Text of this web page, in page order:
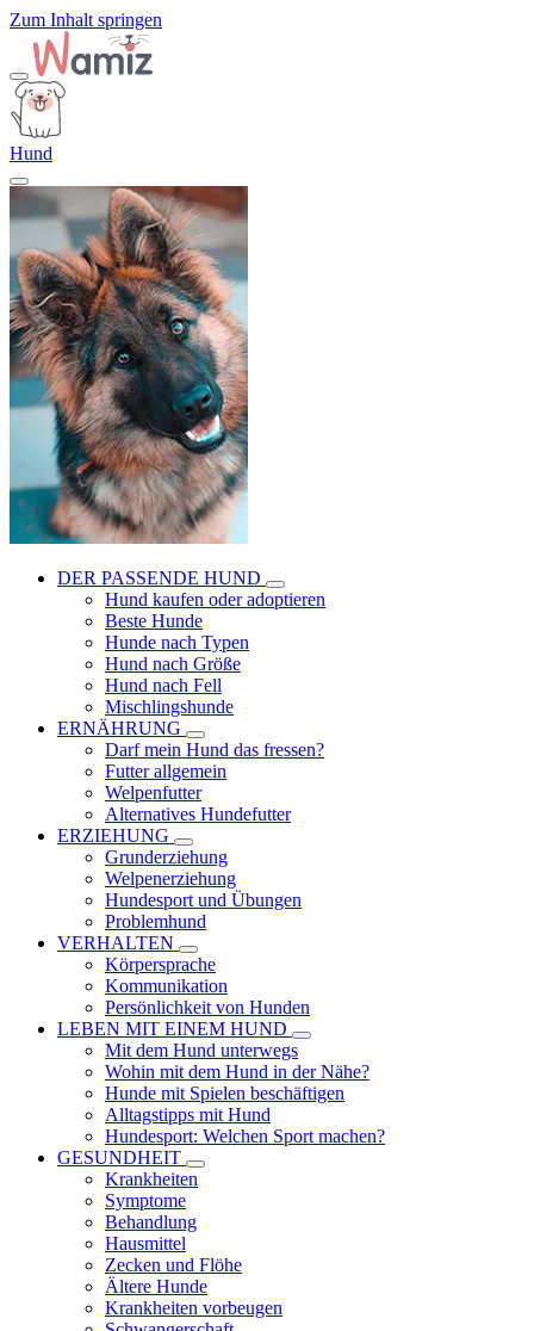
Zum Inhalt springen
Hund
DER PASSENDE HUND
Hund kaufen oder adoptieren
Beste Hunde
Hunde nach Typen
Hund nach Größe
Hund nach Fell
Mischlingshunde
ERNÄHRUNG
Darf mein Hund das fressen?
Futter allgemein
Welpenfutter
Alternatives Hundefutter
ERZIEHUNG
Grunderziehung
Welpenerziehung
Hundesport und Übungen
Problemhund
VERHALTEN
Körpersprache
Kommunikation
Persönlichkeit von Hunden
LEBEN MIT EINEM HUND
Mit dem Hund unterwegs
Wohin mit dem Hund in der Nähe?
Hunde mit Spielen beschäftigen
Alltagstipps mit Hund
Hundesport: Welchen Sport machen?
GESUNDHEIT
Krankheiten
Symptome
Behandlung
Hausmittel
Zecken und Flöhe
Ältere Hunde
Krankheiten vorbeugen